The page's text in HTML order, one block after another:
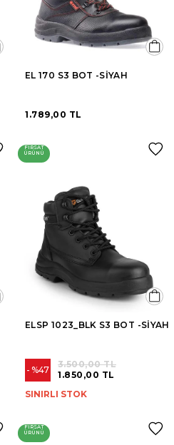
EL 170 S3 BOT -SİYAH
1.789,00 TL
ELSP 1023_BLK S3 BOT -SİYAH
%47 1.850,00 TL
3.500,00 TL
SINIRLI STOK
FIRSAT
ÜRÜNÜ
FIRSAT
ÜRÜNÜ